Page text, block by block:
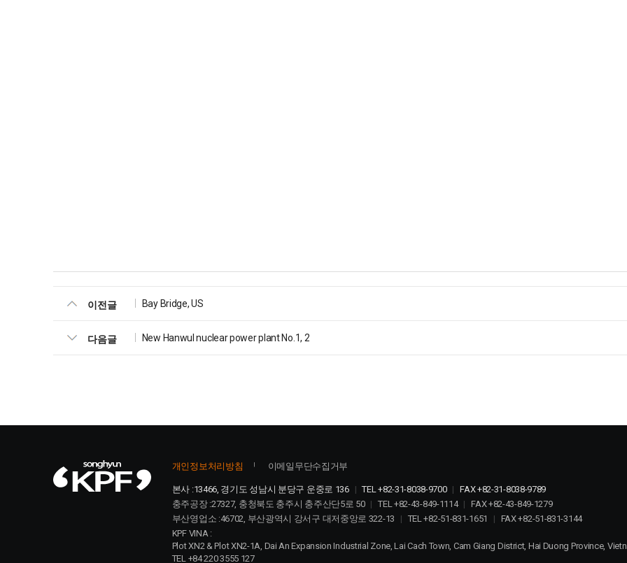
이전글 Bay Bridge, US
New Hanwul nuclear power plant No.1, 2
다음글
개인정보처리방침 이메일무단수집거부
본사 :13466, 경기도 성남시 분당구 운중로 136 | TEL +82-31-8038-9700 |
FAX +82-31-8038-9789
충주공장 :27327, 충청북도 충주시 충주산단5로 50 | TEL +82-43-849-1114 |
FAX +82-43-849-1279
부산영업소 :46702, 부산광역시 강서구 대저중앙로 322-13 | TEL +82-51-831-1651 | FAX +82-51-831-3144
KPF VINA :
Plot XN2 & Plot XN2-1A, Dai An Expansion Industrial Zone, Lai Cach Town, Cam Giang District, Hai Duong Province,
TEL +84 220 3555 127